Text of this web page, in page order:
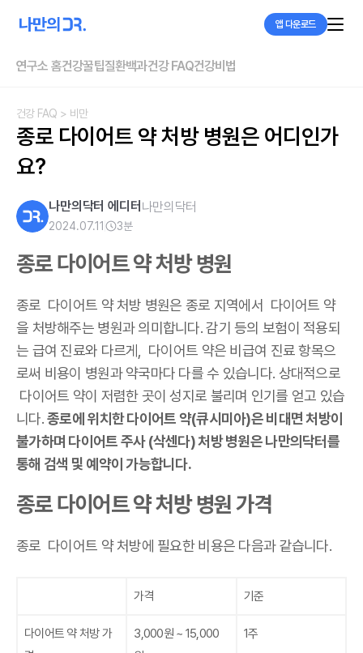
앱 다운로드
연구소 홈건강꿀팁질환백과건강 FAQ건강비법
건강 FAQ > 비만
종로 다이어트 약 처방 병원은 어디인가
요?
나만의닥터 에디터 나만의닥터
2024.07.11 3분
종로 다이어트 약 처방 병원
종로 다이어트 약 처방 병원은 종로 지역에서 다이어트 약
을 처방해주는 병원과 의미합니다. 감기 등의 보험이 적용되
는 급여 진료와 다르게, 다이어트 약은 비급여 진료 항목으
로써 비용이 병원과 약국마다 다를 수 있습니다. 상대적으로
다이어트 약이 저렴한 곳이 성지로 불리며 인기를 얻고 있습
니다.종로에 위치한 다이어트 약(큐시미아)은 비대면 처방이
불가하며 다이어트 주사 (삭센다) 처방 병원은 나만의닥터를
통해 검색 및 예약이 가능합니다.
종로 다이어트 약 처방 병원 가격
종로 다이어트 약 처방에 필요한 비용은 다음과 같습니다.
가격 기준
다이어트 약 처방 가
3,000원 ~ 15,000
1주